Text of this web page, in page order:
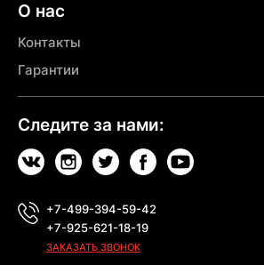
О нас
Контакты
Гарантии
Следите за нами:
+7-499-394-59-42
+7-925-621-18-19
ЗАКАЗАТЬ ЗВОНОК